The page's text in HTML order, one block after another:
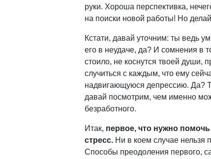
руки. Хороша перспективка,
на поиски новой работы! Но
Кстати, давай уточним: ты ведь
его в неудаче, да? И сомнения в
стоило, не коснутся твоей души,
случиться с каждым, что ему
надвигающуюся депрессию. Да?
давай посмотрим, чем именно
безработного.
Итак, первое, что нужно
стресс. Ни в коем случае нельзя
Способы преодоления первого,